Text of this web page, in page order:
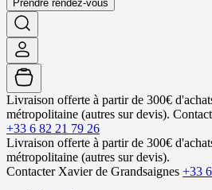
Prendre rendez-vous
Livraison offerte à partir de 300€
métropolitaine (autres sur devis).
+33 6 82 21 79 26
Livraison offerte à partir de 300€
métropolitaine (autres sur devis).
Contacter Xavier de Grandsaignes +33